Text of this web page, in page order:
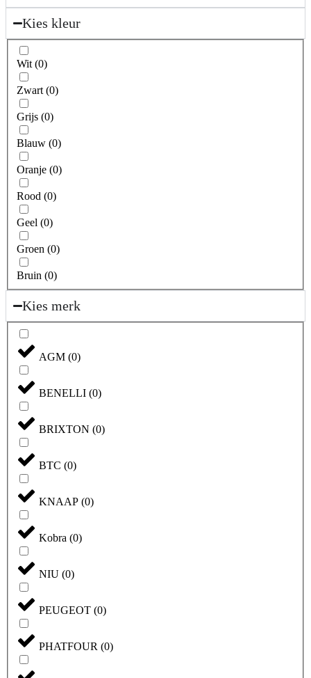
Kies kleur
Wit (0)
Zwart (0)
Grijs (0)
Blauw (0)
Oranje (0)
Rood (0)
Geel (0)
Groen (0)
Bruin (0)
Kies merk
AGM (0)
BENELLI (0)
BRIXTON (0)
BTC (0)
KNAAP (0)
Kobra (0)
NIU (0)
PEUGEOT (0)
PHATFOUR (0)